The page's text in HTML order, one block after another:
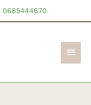
0685444670